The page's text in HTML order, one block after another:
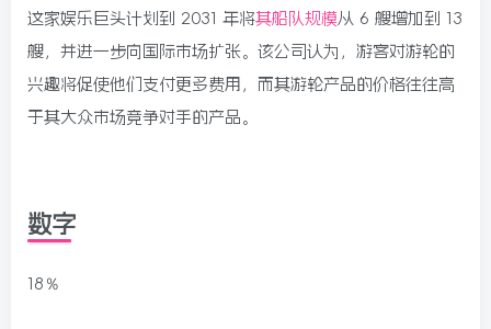
这家娱乐巨头计划到 2031 年将其船队规模从 6 艘增加到 13
艘，并进一步向国际市场扩张。该公司认为，游客对游轮的
兴趣将促使他们支付更多费用，而其游轮产品的价格往往高
于其大众市场竞争对手的产品。
数字
18％